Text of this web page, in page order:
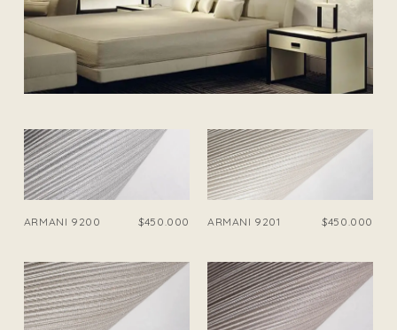
ARMANI 9200 $450.000 ARMANI 9201 $450.000